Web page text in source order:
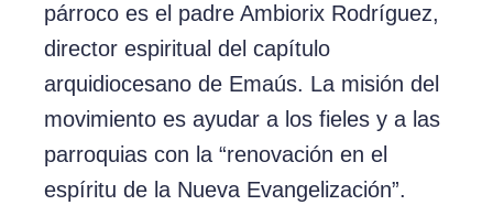
párroco es el padre Ambiorix Rodríguez,
director espiritual del capítulo
arquidiocesano de Emaús. La misión del
movimiento es ayudar a los fieles y a las
parroquias con la “renovación en el
espíritu de la Nueva Evangelización”.